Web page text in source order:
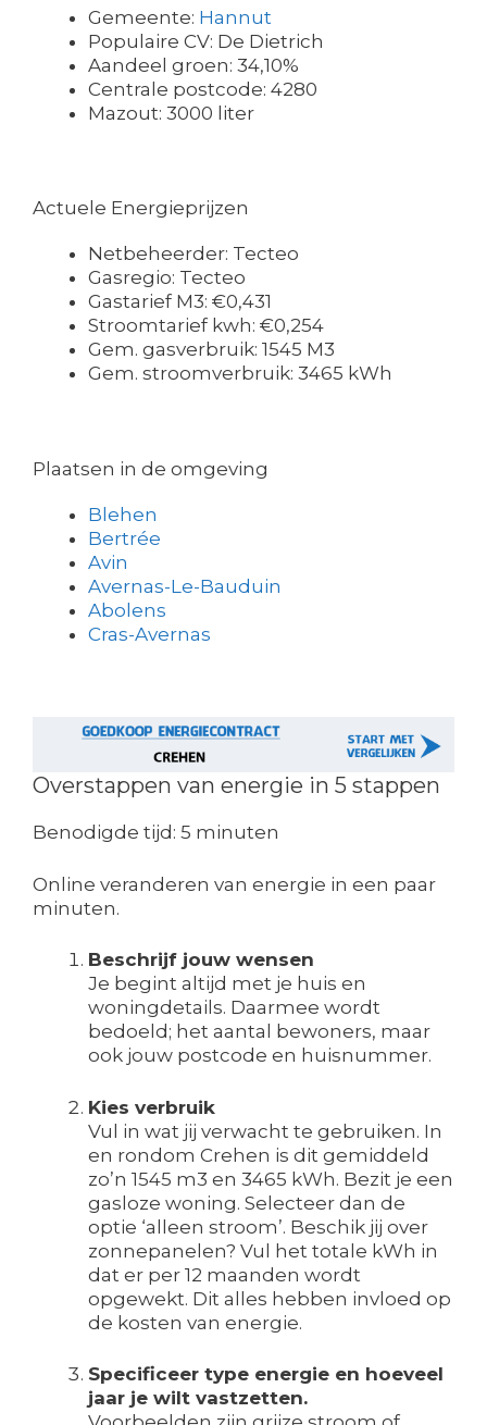
Gemeente: Hannut
Populaire CV: De Dietrich
Aandeel groen: 34,10%
Centrale postcode: 4280
Mazout: 3000 liter
Actuele Energieprijzen
Netbeheerder: Tecteo
Gasregio: Tecteo
Gastarief M3: €0,431
Stroomtarief kwh: €0,254
Gem. gasverbruik: 1545 M3
Gem. stroomverbruik: 3465 kWh
Plaatsen in de omgeving
Blehen
Bertrée
Avin
Avernas-Le-Bauduin
Abolens
Cras-Avernas
Overstappen van energie in 5 stappen
Benodigde tijd: 5 minuten
Online veranderen van energie in een paar
minuten.
Beschrijf jouw wensen
Je begint altijd met je huis en
woningdetails. Daarmee wordt
bedoeld; het aantal bewoners, maar
ook jouw postcode en huisnummer.
Kies verbruik
Vul in wat jij verwacht te gebruiken. In
en rondom Crehen is dit gemiddeld
zo’n 1545 m3 en 3465 kWh. Bezit je een
gasloze woning. Selecteer dan de
optie ‘alleen stroom’. Beschik jij over
zonnepanelen? Vul het totale kWh in
dat er per 12 maanden wordt
opgewekt. Dit alles hebben invloed op
de kosten van energie.
Specificeer type energie en hoeveel
jaar je wilt vastzetten.